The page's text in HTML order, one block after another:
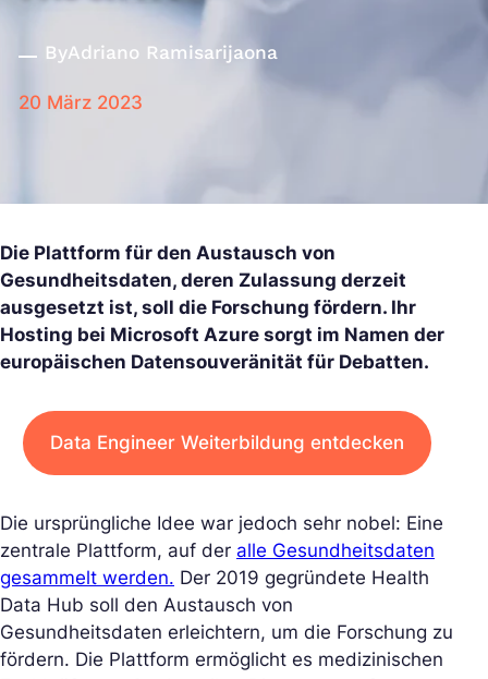
ByAdriano Ramisarijaona
20 März 2023
Die Plattform für den Austausch von
Gesundheitsdaten, deren Zulassung derzeit
ausgesetzt ist, soll die Forschung fördern. Ihr
Hosting bei Microsoft Azure sorgt im Namen der
europäischen Datensouveränität für Debatten.
Data Engineer Weiterbildung entdecken
Die ursprüngliche Idee war jedoch sehr nobel: Eine
zentrale Plattform, auf der alle Gesundheitsdaten
gesammelt werden. Der 2019 gegründete Health
Data Hub soll den Austausch von
Gesundheitsdaten erleichtern, um die Forschung zu
fördern. Die Plattform ermöglicht es medizinischen